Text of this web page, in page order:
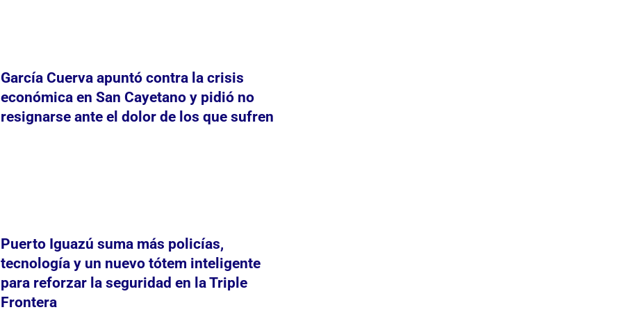
García Cuerva apuntó contra la crisis
económica en San Cayetano y pidió no
resignarse ante el dolor de los que sufren
Puerto Iguazú suma más policías,
tecnología y un nuevo tótem inteligente
para reforzar la seguridad en la Triple
Frontera